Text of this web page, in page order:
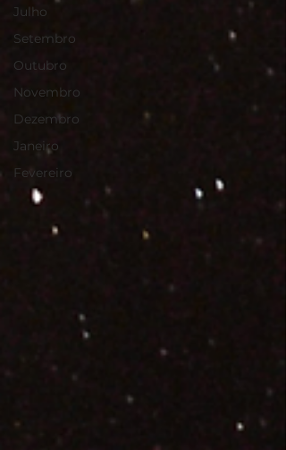
Julho
Setembro
Outubro
Novembro
Dezembro
Janeiro
Fevereiro